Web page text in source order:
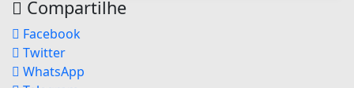
Compartilhe
Facebook
Twitter
WhatsApp